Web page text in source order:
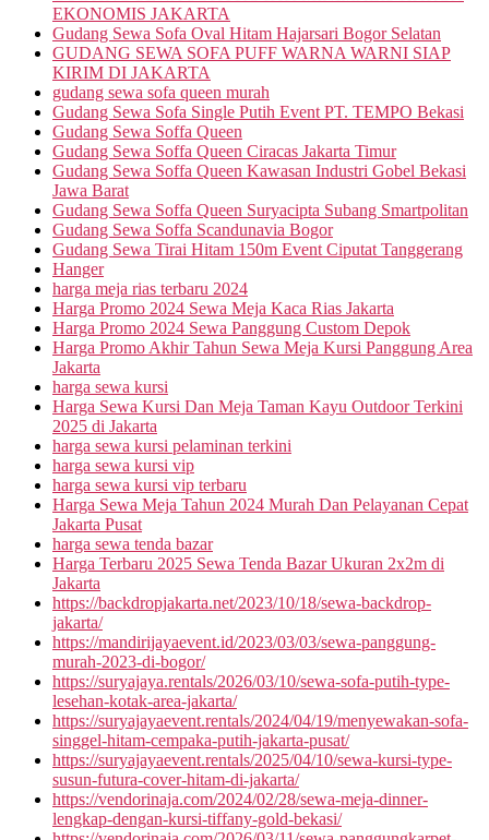
EKONOMIS JAKARTA
Gudang Sewa Sofa Oval Hitam Hajarsari Bogor Selatan
GUDANG SEWA SOFA PUFF WARNA WARNI SIAP
KIRIM DI JAKARTA
gudang sewa sofa queen murah
Gudang Sewa Sofa Single Putih Event PT. TEMPO Bekasi
Gudang Sewa Soffa Queen
Gudang Sewa Soffa Queen Ciracas Jakarta Timur
Gudang Sewa Soffa Queen Kawasan Industri Gobel Bekasi
Jawa Barat
Gudang Sewa Soffa Queen Suryacipta Subang Smartpolitan
Gudang Sewa Soffa Scandunavia Bogor
Gudang Sewa Tirai Hitam 150m Event Ciputat Tanggerang
Hanger
harga meja rias terbaru 2024
Harga Promo 2024 Sewa Meja Kaca Rias Jakarta
Harga Promo 2024 Sewa Panggung Custom Depok
Harga Promo Akhir Tahun Sewa Meja Kursi Panggung Area
Jakarta
harga sewa kursi
Harga Sewa Kursi Dan Meja Taman Kayu Outdoor Terkini
2025 di Jakarta
harga sewa kursi pelaminan terkini
harga sewa kursi vip
harga sewa kursi vip terbaru
Harga Sewa Meja Tahun 2024 Murah Dan Pelayanan Cepat
Jakarta Pusat
harga sewa tenda bazar
Harga Terbaru 2025 Sewa Tenda Bazar Ukuran 2x2m di
Jakarta
https://backdropjakarta.net/2023/10/18/sewa-backdrop-
jakarta/
https://mandirijayaevent.id/2023/03/03/sewa-panggung-
murah-2023-di-bogor/
https://suryajaya.rentals/2026/03/10/sewa-sofa-putih-type-
lesehan-kotak-area-jakarta/
https://suryajayaevent.rentals/2024/04/19/menyewakan-sofa-
singgel-hitam-cempaka-putih-jakarta-pusat/
https://suryajayaevent.rentals/2025/04/10/sewa-kursi-type-
susun-futura-cover-hitam-di-jakarta/
https://vendorinaja.com/2024/02/28/sewa-meja-dinner-
lengkap-dengan-kursi-tiffany-gold-bekasi/